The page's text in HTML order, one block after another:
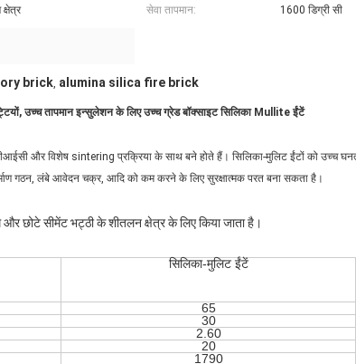
सेवा तापमान: 1600 डिग्री सी
brick, alumina silica fire brick
उच्च तापमान इन्सुलेशन के लिए उच्च ग्रेड बॉक्साइट सिलिका Mullite ईंटें
और विशेष sintering प्रक्रिया के साथ बने होते हैं। सिलिका-मुलिट ईंटों को उच्च
गठन, लंबे आवेदन चक्र, आदि को कम करने के लिए सुरक्षात्मक परत बना सकता है।
छोटे सीमेंट भट्ठी के शीतलन क्षेत्र के लिए किया जाता है।
सिलिका-मुलिट ईंटें
65
30
2.60
20
1790